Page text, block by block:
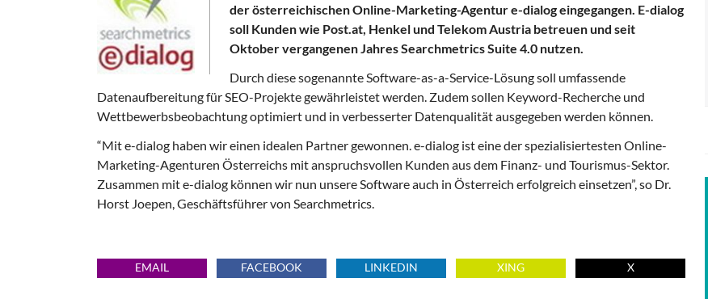
der österreichischen Online-Marketing-Agentur e-dialog eingegangen. E-dialog
soll Kunden wie Post.at, Henkel und Telekom Austria betreuen und seit
Oktober vergangenen Jahres Searchmetrics Suite 4.0 nutzen.
Durch diese sogenannte Software-as-a-Service-Lösung soll umfassende
Datenaufbereitung für SEO-Projekte gewährleistet werden. Zudem sollen Keyword-Recherche und
Wettbewerbsbeobachtung optimiert und in verbesserter Datenqualität ausgegeben werden können.
“Mit e-dialog haben wir einen idealen Partner gewonnen. e-dialog ist eine der spezialisiertesten Online-
Marketing-Agenturen Österreichs mit anspruchsvollen Kunden aus dem Finanz- und Tourismus-Sektor.
Zusammen mit e-dialog können wir nun unsere Software auch in Österreich erfolgreich einsetzen”, so Dr.
Horst Joepen, Geschäftsführer von Searchmetrics.
EMAIL FACEBOOK LINKEDIN XING X